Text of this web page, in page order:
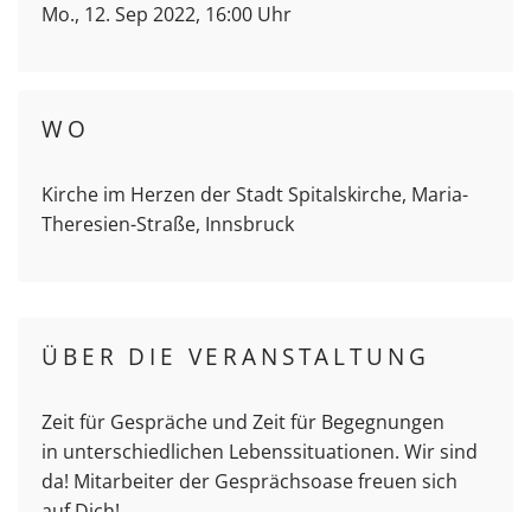
Mo., 12. Sep 2022, 16:00 Uhr
WO
Kirche im Herzen der Stadt Spitalskirche, Maria-
Theresien-Straße, Innsbruck
ÜBER DIE VERANSTALTUNG
Zeit für Gespräche und Zeit für Begegnungen
in unterschiedlichen Lebenssituationen. Wir sind
da! Mitarbeiter der Gesprächsoase freuen sich